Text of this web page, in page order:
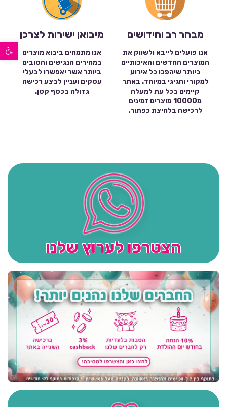
פתח סרגל נגישות
מבחר רב וחידושים
אנו פועלים לייבא ולשווק את
המוצרים החדשים והאיכותיים
ביותר שיהפכו כל אירוע
למקורי וחגיגי במיוחד. באתר
קיימים בכל עת למעלה
מ10000 מוצרים זמינים
לרכישה בלחיצת כפתור.
מיבואן ישירות לצרכן
אנו מתמחים ביבוא מוצרים
במחירים הנגישים והטובים
ביותר אשר יאפשרו לבעלי
עסקים ועניין לבצע רכישה
גדולה בכסף קטן.
הצטרפו לערוץ שלנו